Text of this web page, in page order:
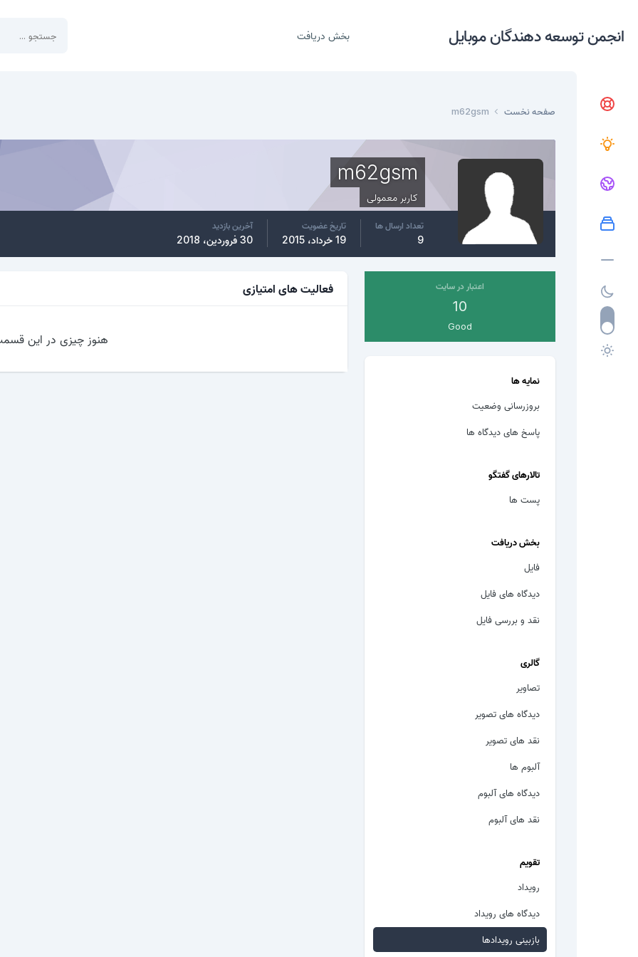
انجمن توسعه دهندگان موبایل بخش دریافت
صفحه نخست m62gsm
m62gsm
کاربر معمولی
تعداد ارسال ها
9
تاریخ عضویت
19 خرداد، 2015
آخرین بازدید
30 فروردین، 2018
اعتبار در سایت
10
Good
نمایه ها
بروزرسانی وضعیت
پاسخ های دیدگاه ها
تالارهای گفتگو
پست ها
بخش دریافت
فایل
دیدگاه های فایل
نقد و بررسی فایل
گالری
تصاویر
دیدگاه های تصویر
نقد های تصویر
آلبوم ها
دیدگاه های آلبوم
نقد های آلبوم
تقویم
رویداد
دیدگاه های رویداد
بازبینی رویدادها
فعالیت های امتیازی
هنوز چیزی در این